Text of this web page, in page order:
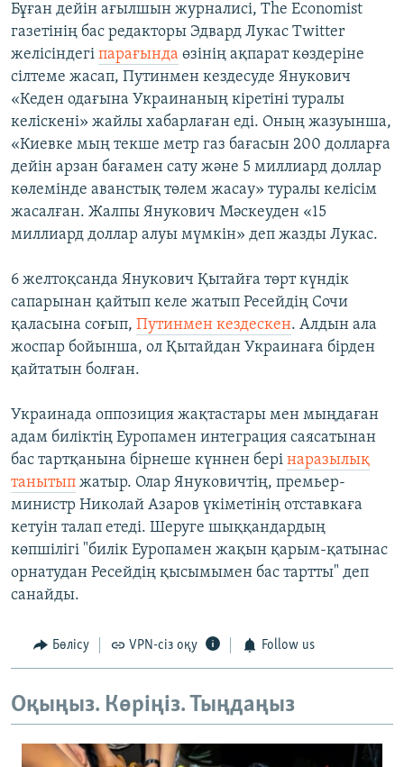
Бұған дейін ағылшын журналисі, The Economist
газетінің бас редакторы Эдвард Лукас Twitter
желісіндегі парағында өзінің ақпарат көздеріне
сілтеме жасап, Путинмен кездесуде Янукович
«Кеден одағына Украинаның кіретіні туралы
келіскені» жайлы хабарлаған еді. Оның жазуынша,
«Киевке мың текше метр газ бағасын 200 долларға
дейін арзан бағамен сату және 5 миллиард доллар
көлемінде аванстық төлем жасау» туралы келісім
жасалған. Жалпы Янукович Мәскеуден «15
миллиард доллар алуы мүмкін» деп жазды Лукас.
6 желтоқсанда Янукович Қытайға төрт күндік
сапарынан қайтып келе жатып Ресейдің Сочи
қаласына соғып, Путинмен кездескен. Алдын ала
жоспар бойынша, ол Қытайдан Украинаға бірден
қайтатын болған.
Украинада оппозиция жақтастары мен мыңдаған
адам биліктің Еуропамен интеграция саясатынан
бас тартқанына бірнеше күннен бері наразылық
танытып жатыр. Олар Януковичтің, премьер-
министр Николай Азаров үкіметінің отставкаға
кетуін талап етеді. Шеруге шыққандардың
көпшілігі "билік Еуропамен жақын қарым-қатынас
орнатудан Ресейдің қысымымен бас тартты" деп
санайды.
Бөлісу VPN-сіз оқу Follow us
Оқыңыз. Көріңіз. Тыңдаңыз